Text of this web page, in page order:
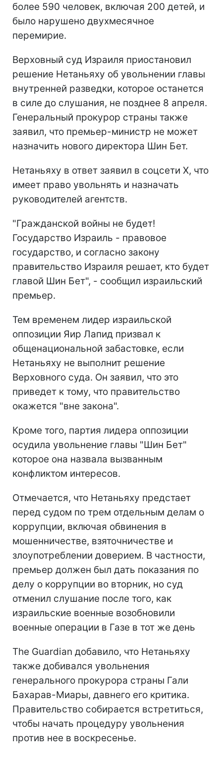
более 590 человек, включая 200 детей, и
было нарушено двухмесячное
перемирие.
Верховный суд Израиля приостановил
решение Нетаньяху об увольнении главы
внутренней разведки, которое останется
в силе до слушания, не позднее 8 апреля.
Генеральный прокурор страны также
заявил, что премьер-министр не может
назначить нового директора Шин Бет.
Нетаньяху в ответ заявил в соцсети Х, что
имеет право увольнять и назначать
руководителей агентств.
"Гражданской войны не будет!
Государство Израиль - правовое
государство, и согласно закону
правительство Израиля решает, кто будет
главой Шин Бет", - сообщил израильский
премьер.
Тем временем лидер израильской
оппозиции Яир Лапид призвал к
общенациональной забастовке, если
Нетаньяху не выполнит решение
Верховного суда. Он заявил, что это
приведет к тому, что правительство
окажется "вне закона".
Кроме того, партия лидера оппозиции
осудила увольнение главы "Шин Бет"
которое она назвала вызванным
конфликтом интересов.
Отмечается, что Нетаньяху предстает
перед судом по трем отдельным делам о
коррупции, включая обвинения в
мошенничестве, взяточничестве и
злоупотреблении доверием. В частности,
премьер должен был дать показания по
делу о коррупции во вторник, но суд
отменил слушание после того, как
израильские военные возобновили
военные операции в Газе в тот же день
The Guardian добавило, что Нетаньяху
также добивался увольнения
генерального прокурора страны Гали
Бахарав-Миары, давнего его критика.
Правительство собирается встретиться,
чтобы начать процедуру увольнения
против нее в воскресенье.